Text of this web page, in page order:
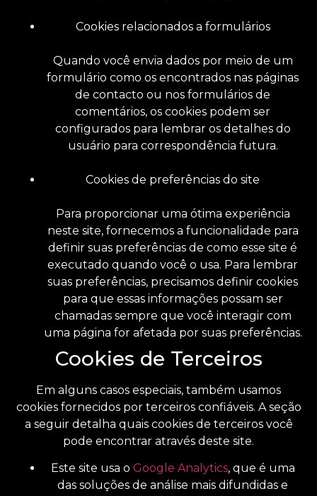
Cookies relacionados a formulários
Quando você envia dados por meio de um
formulário como os encontrados nas páginas
de contacto ou nos formulários de
comentários, os cookies podem ser
configurados para lembrar os detalhes do
usuário para correspondência futura.
Cookies de preferências do site
Para proporcionar uma ótima experiência
neste site, fornecemos a funcionalidade para
definir suas preferências de como esse site é
executado quando você o usa. Para lembrar
suas preferências, precisamos definir cookies
para que essas informações possam ser
chamadas sempre que você interagir com
uma página for afetada por suas preferências.
Cookies de Terceiros
Em alguns casos especiais, também usamos
cookies fornecidos por terceiros confiáveis. A seção
a seguir detalha quais cookies de terceiros você
pode encontrar através deste site.
Este site usa o Google Analytics, que é uma
das soluções de análise mais difundidas e